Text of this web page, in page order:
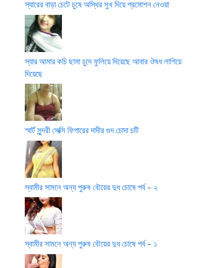
স্যারের বাড়া চেটে চুষে অস্থির সুখ দিয়ে প্রমোশন নেওয়া
স্যার আমার কচি ছামা চুদে ফুলিয়ে দিয়েছে আবার ঔষধ লাগিয়ে
দিয়েছে
স্মার্ট সুন্দরী সেক্সি ফিগারের দাদীর গুদ চোদা চটি
স্বামীর সামনে অন্য পুরুষ বৌয়ের দুধ চোষে পর্ব – ২
স্বামীর সামনে অন্য পুরুষ বৌয়ের দুধ চোষে পর্ব – ১